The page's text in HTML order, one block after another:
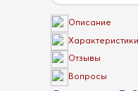
Описание
Характеристики
Отзывы
Вопросы